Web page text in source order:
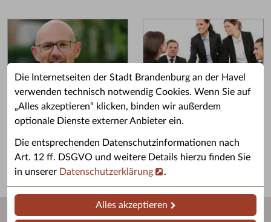
Die Internetseiten der Stadt Brandenburg an der Havel
verwenden technisch notwendig Cookies. Wenn Sie auf
„Alles akzeptieren“ klicken, binden wir außerdem
optionale Dienste externer Anbieter ein.
Die entsprechenden Datenschutzinformationen nach
Art. 12 ff. DSGVO und weitere Details hierzu finden Sie
in unserer Datenschutzerklärung .
Alles akzeptieren
Grußwort des OB